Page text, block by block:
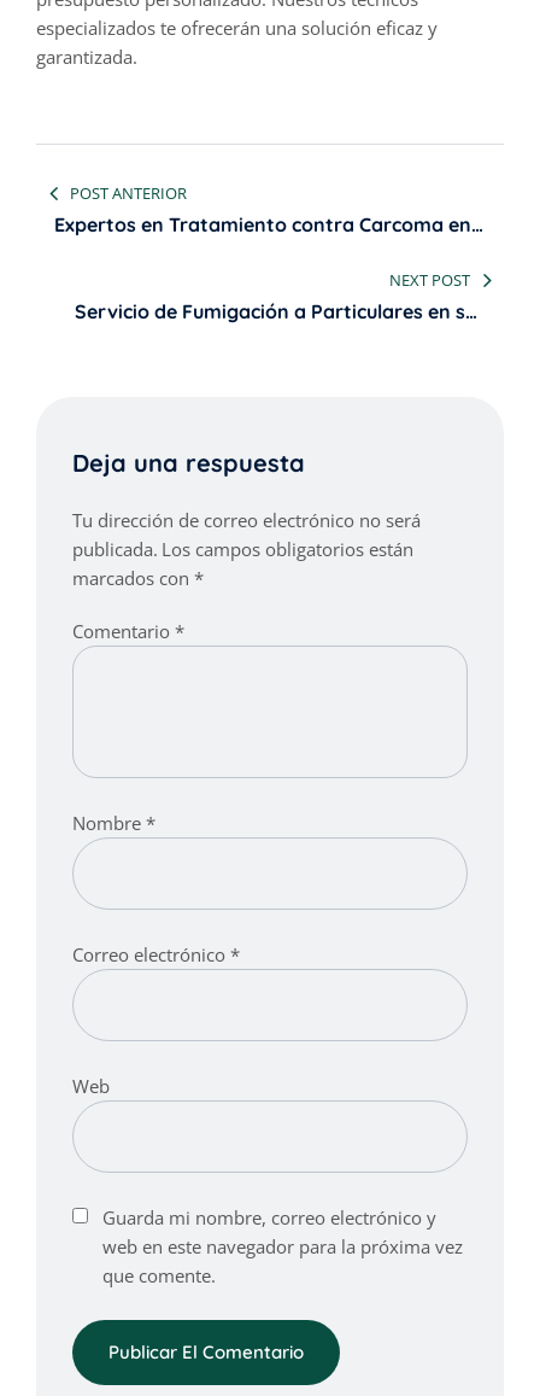
especializados te ofrecerán una solución eficaz y
garantizada.
Navegación
de
entradas
POST ANTERIOR
Expertos en Tratamiento contra Carcoma en
NEXT POST
Servicio de Fumigación a Particulares en sus
Deja una respuesta
Tu dirección de correo electrónico no será
publicada. Los campos obligatorios están
marcados con *
Comentario *
Nombre *
Correo electrónico *
Web
Guarda mi nombre, correo electrónico y
web en este navegador para la próxima vez
que comente.